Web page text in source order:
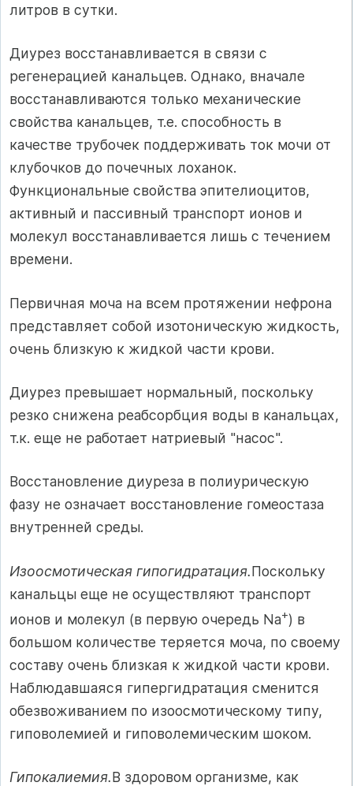
литров в сутки.
Диурез восстанавливается в связи с
регенерацией канальцев. Однако, вначале
восстанавливаются только механические
свойства канальцев, т.е. способность в
качестве трубочек поддерживать ток мочи от
клубочков до почечных лоханок.
Функциональные свой­ства эпителиоцитов,
активный и пассивный транспорт ионов и
моле­кул восстанавливается лишь с течением
времени.
Первичная моча на всем протяжении нефрона
представляет со­бой изотоническую жидкость,
очень близкую к жидкой части крови.
Диурез превышает нормальный, поскольку
резко снижена реабсорбция воды в канальцах,
т.к. еще не работает натриевый "насос".
Восстановление диуреза в полиурическую
фазу не означает восстановление гомеостаза
внутренней среды.
Изоосмотическая гипогидратация.Поскольку
канальцы еще не осуществляют транспорт
ионов и молекул (в первую очередь Na+) в
большом количестве теряется мо­ча, по своему
составу очень близкая к жидкой части крови.
Наблю­давшаяся гипергидратация сменится
обезвоживанием по изоосмотическому типу,
гиповолемией и гиповолемическим шоком.
Гипокалиемия.В здоровом организме, как